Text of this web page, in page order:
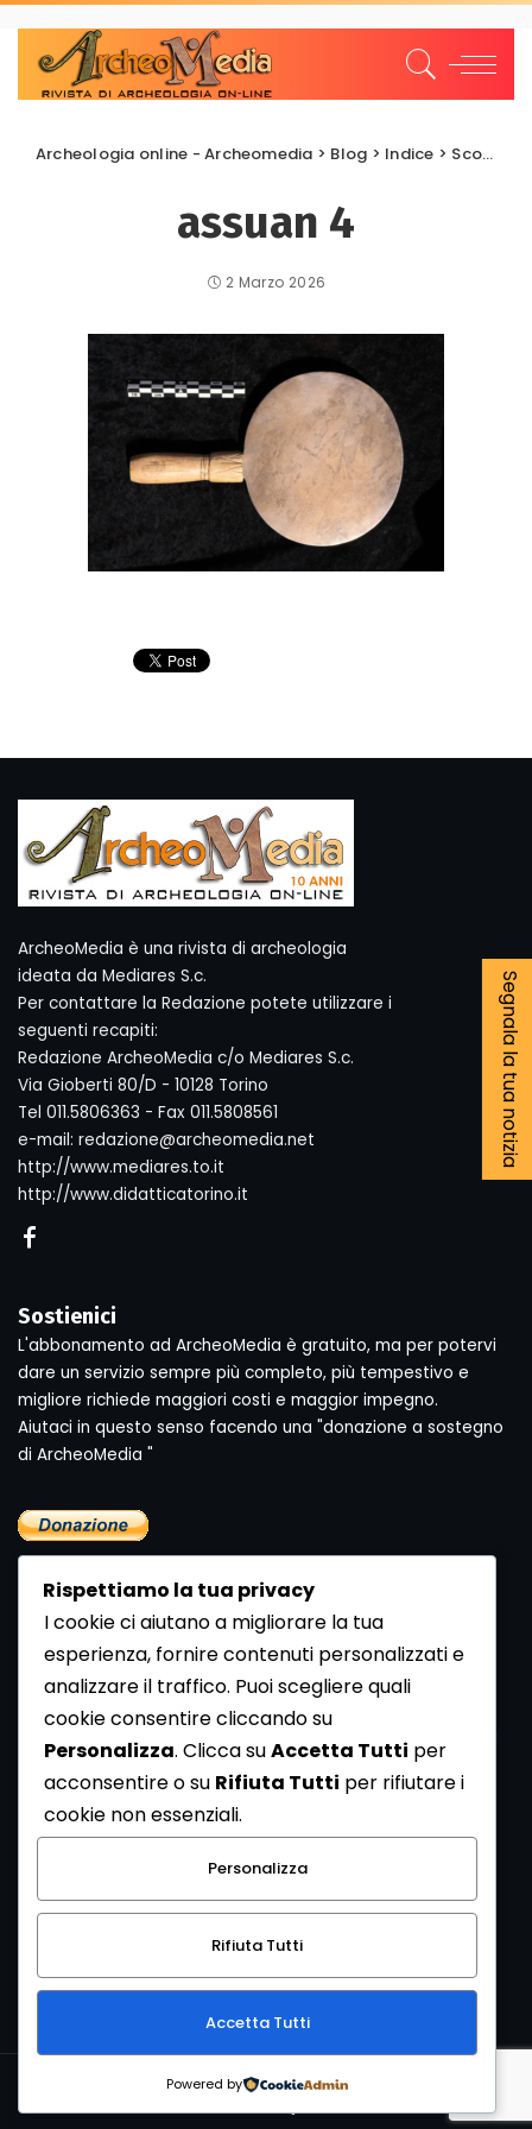
Archeologia online - Archeomedia > Blog > Indice > Scoperte e scavi
assuan 4
2 Marzo 2026
Segnala la tua notizia
ArcheoMedia è una rivista di archeologia
ideata da Mediares S.c.
Per contattare la Redazione potete utilizzare i
seguenti recapiti:
Redazione ArcheoMedia c/o Mediares S.c.
Via Gioberti 80/D - 10128 Torino
Tel 011.5806363 - Fax 011.5808561
e-mail: redazione@archeomedia.net
http://www.mediares.to.it
http://www.didatticatorino.it
Sostienici
L'abbonamento ad ArcheoMedia è gratuito, ma per potervi
dare un servizio sempre più completo, più tempestivo e
migliore richiede maggiori costi e maggior impegno.
Aiutaci in questo senso facendo una "donazione a sostegno
di ArcheoMedia "
Newsletter
Se vuoi ricevere la Rivista gratuita di archeologia realizzata
dalla Redazione di ArcheoMedia iscriviti alla nostra
Newsletter [Clicca Qui]
Con l'invio del messaggio l'utente dichiara di aver letto
l’informativa sulla privacy e di acconsentire al trattamento
dei propri dati personali.
Copyright © 1999-2026Mediares S.c.PI 07341730013 - [
Rispettiamo la tua privacy
I cookie ci aiutano a migliorare la tua
esperienza, fornire contenuti personalizzati e
analizzare il traffico. Puoi scegliere quali
cookie consentire cliccando su
Personalizza. Clicca suAccetta Tutti per
acconsentire o su Rifiuta Tutti per rifiutare i
cookie non essenziali.
Personalizza
Rifiuta Tutti
Accetta Tutti
Powered by